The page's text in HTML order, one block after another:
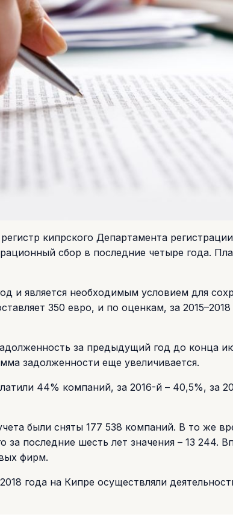
кипрского Департамента
сбор в последние четыре года.
и является необходимым условием для
350 евро, и по оценкам, за
за предыдущий год до конца
задолженности еще увеличивается.
44% компаний, за 2016-й – 40,5%, за
были сняты 177 538 компаний. В то же
последние шесть лет значения – 13 244.
фирм.
года на Кипре осуществляли